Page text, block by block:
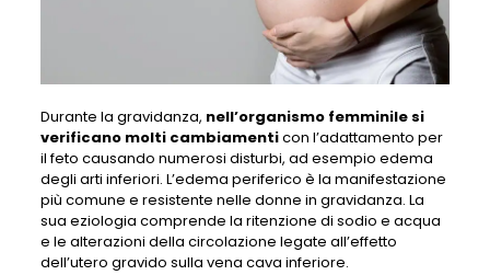
Durante la gravidanza, nell’organismo femminile si
verificano molti cambiamenticon l’adattamento per
il feto causando numerosi disturbi, ad esempio edema
degli arti inferiori. L’edema periferico è la manifestazione
più comune e resistente nelle donne in gravidanza. La
sua eziologia comprende la ritenzione di sodio e acqua
e le alterazioni della circolazione legate all’effetto
dell’utero gravido sulla vena cava inferiore.